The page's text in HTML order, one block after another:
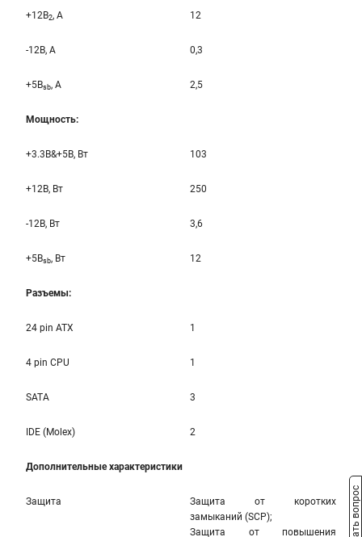
+12B2, A 12
-12B, A 0,3
+5Bsb, A 2,5
Мощность:
+3.3B&+5B, Вт 103
+12B, Вт 250
-12B, Вт 3,6
+5Bsb, Вт 12
Разъемы:
24 pin ATX 1
4 pin CPU 1
SATA 3
IDE (Molex) 2
Дополнительные характеристики
Защита
Защита от коротких
замыканий (SCP);
Защита от повышения
Задать вопрос